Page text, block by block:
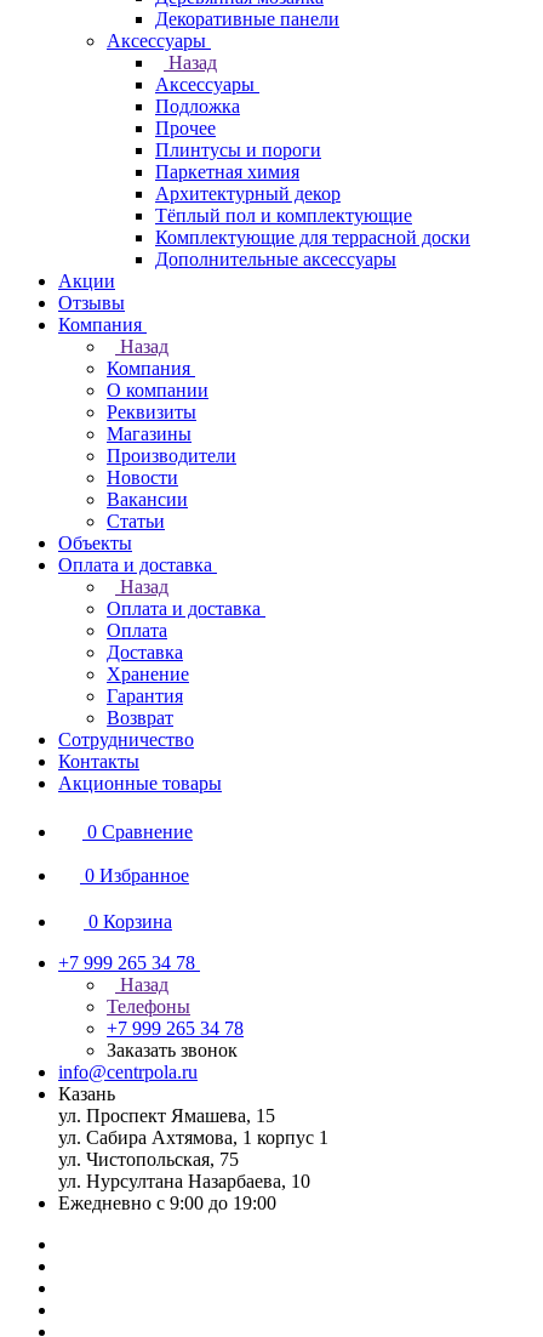
Декоративные панели
Аксессуары
Назад
Аксессуары
Подложка
Прочее
Плинтусы и пороги
Паркетная химия
Архитектурный декор
Тёплый пол и комплектующие
Комплектующие для террасной доски
Дополнительные аксессуары
Акции
Отзывы
Компания
Назад
Компания
О компании
Реквизиты
Магазины
Производители
Новости
Вакансии
Статьи
Объекты
Оплата и доставка
Назад
Оплата и доставка
Оплата
Доставка
Хранение
Гарантия
Возврат
Сотрудничество
Контакты
Акционные товары
0 Сравнение
0 Избранное
0 Корзина
+7 999 265 34 78
Назад
Телефоны
+7 999 265 34 78
Заказать звонок
info@centrpola.ru
Казань
ул. Проспект Ямашева, 15
ул. Сабира Ахтямова, 1 корпус 1
ул. Чистопольская, 75
ул. Нурсултана Назарбаева, 10
Ежедневно с 9:00 до 19:00